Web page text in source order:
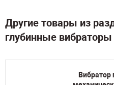
Другие товары из
глубинные вибраторы
Вибратор